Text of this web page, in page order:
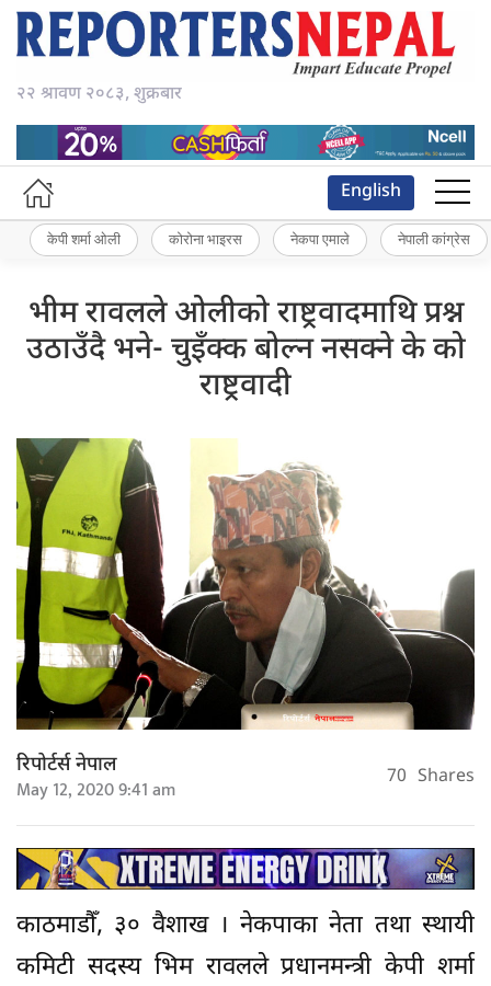
२२ श्रावण २०८३, शुक्रबार
English
केपी शर्मा ओली कोरोना भाइरस नेकपा एमाले नेपाली कांग्रेस
भीम रावलले ओलीको राष्ट्रवादमाथि प्रश्न
उठाउँदै भने- चुइँक्क बोल्न नसक्ने के को
राष्ट्रवादी
रिपोर्टर्स नेपाल
May 12, 2020 9:41 am 70 Shares
काठमाडौँ, ३० वैशाख । नेकपाका नेता तथा स्थायी
कमिटी सदस्य भिम रावलले प्रधानमन्त्री केपी शर्मा